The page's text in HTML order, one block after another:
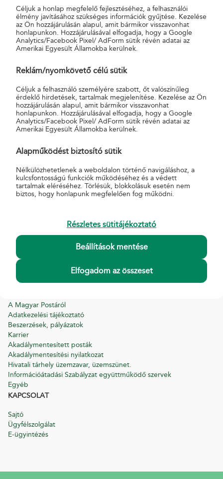
Céljuk a honlap megfelelő fejlesztéséhez, a felhasználói
élmény javításához szükséges információk gyűjtése. Kezelése
az Ön hozzájárulásán alapul, amit bármikor visszavonhat
honlapunkon. Hozzájárulásával elfogadja, hogy a Google
Analytics/Facebook Pixel/ AdForm sütik révén adatai az
Amerikai Egyesült Államokba kerülnek.
Reklám/nyomkövető célú sütik
Céljuk a felhasználó személyére szabott, őt valószínűleg
érdeklő hirdetések, tartalmak megjelenítése. Kezelése az Ön
hozzájárulásán alapul, amit bármikor visszavonhat
honlapunkon. Hozzájárulásával elfogadja, hogy a Google
Analytics/Facebook Pixel/ AdForm sütik révén adatai az
Amerikai Egyesült Államokba kerülnek.
Alapműködést biztosító sütik
Nélkülözhetetlenek a weboldalon történő navigáláshoz, a
kulcsfontosságú funkciók működéséhez és a védett
tartalmak eléréséhez. Törlésük, blokkolásuk esetén nem
biztos, hogy honlapunk megfelelően fog működni.
Részletes sütitájékoztató
Beállítások mentése
Elfogadom az összeset
AKCIÓK
Biztosítási akciók
MBH Bank akciók
Lejárt akciók
HASZNOS
Díjszabások
Pénzmosás-megelőzés
Pénzforgalmi, pénzügyi panaszkezelési szabályzat
A Magyar Postáról
Adatkezelési tájékoztató
Beszerzések, pályázatok
Karrier
Akadálymentesített posták
Akadálymentesítési nyilatkozat
Hivatali tárhely üzemzavar, üzemszünet.
Információátadási Szabályzat együttműködő szervek
Egyéb
KAPCSOLAT
Sajtó
Ügyfélszolgálat
E-ügyintézés